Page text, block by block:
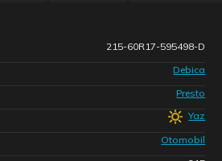
215-60R17-595498-D
Debica
Presto
Yaz
Otomobil